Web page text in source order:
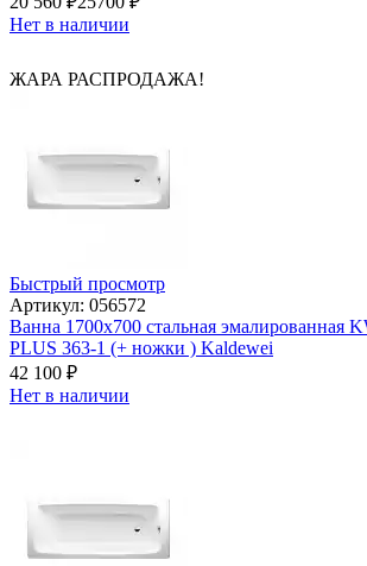
Нет в наличии
ЖАРА РАСПРОДАЖА!
Быстрый просмотр
Артикул: 056572
Ванна 1700х700 стальная эмалированная
PLUS 363-1 (+ ножки ) Kaldewei
42 100 ₽
Нет в наличии